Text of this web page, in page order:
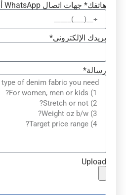
هاتفك* جهات اتصال WhatsApp أسرع
بريدك الإلكتروني*
رسالة*
Upload